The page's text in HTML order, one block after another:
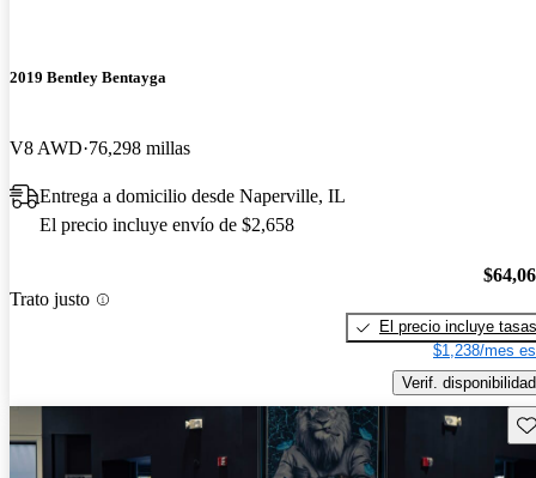
2019 Bentley Bentayga
V8 AWD 76,298 millas
Entrega a domicilio desde Naperville, IL
El precio incluye envío de $2,658
Trato justo
El precio incluye tasas
$1,238/mes
Verif. disponibilidad